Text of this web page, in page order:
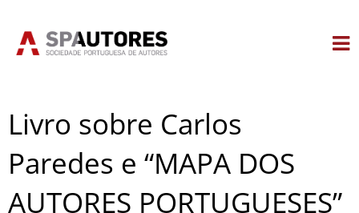
Livro sobre Carlos
Paredes e “MAPA DOS
AUTORES PORTUGUESES”